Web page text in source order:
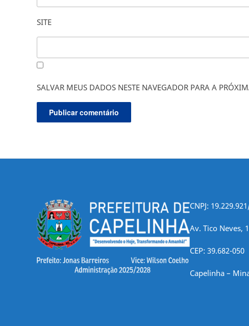
SITE
SALVAR MEUS DADOS NESTE NAVEGADOR PARA A
CNPJ:
Av. Tico Neves,
CEP: 39.682-050
Capelinha –